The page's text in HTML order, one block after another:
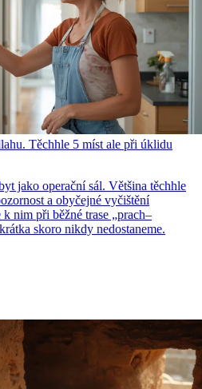
Těchhle 5 míst ale při úklidu
jako operační sál. Většina těchhle
a obyčejné vyčištění
nim při běžné trase „prach–
skoro nikdy nedostaneme.